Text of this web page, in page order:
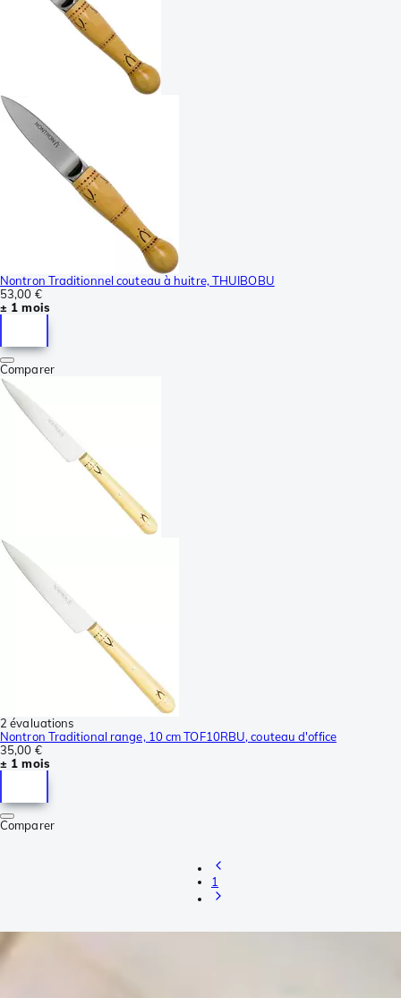
Nontron Traditionnel couteau à huitre, THUIBOBU
53,00 €
± 1 mois
Comparer
2 évaluations
Nontron Traditional range, 10 cm TOF10RBU, couteau d'office
35,00 €
± 1 mois
Comparer
1